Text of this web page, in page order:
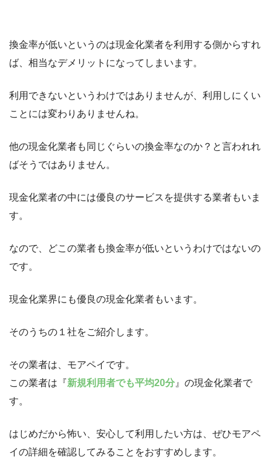
換金率が低いというのは現金化業者を利用する側からすれ
ば、相当なデメリットになってしまいます。
利用できないというわけではありませんが、利用しにくい
ことには変わりありませんね。
他の現金化業者も同じぐらいの換金率なのか？と言われれ
ばそうではありません。
現金化業者の中には優良のサービスを提供する業者もいま
す。
なので、どこの業者も換金率が低いというわけではないの
です。
現金化業界にも優良の現金化業者もいます。
そのうちの１社をご紹介します。
その業者は、モアペイです。
この業者は『新規利用者でも平均20分 』の現金化業者で
す。
はじめだから怖い、安心して利用したい方は、ぜひモアペ
イの詳細を確認してみることをおすすめします。